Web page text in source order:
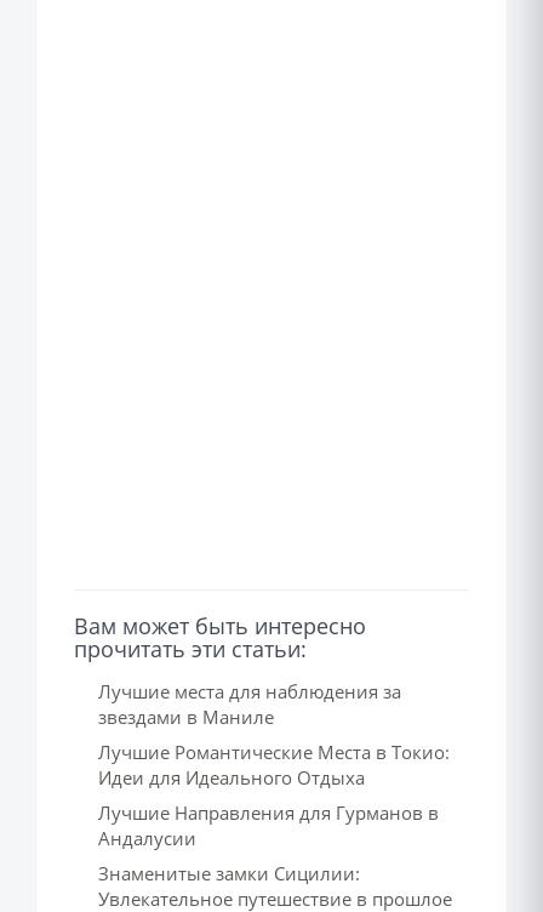
Вам может быть интересно
прочитать эти статьи:
Лучшие места для наблюдения за
звездами в Маниле
Лучшие Романтические Места в Токио:
Идеи для Идеального Отдыха
Лучшие Направления для Гурманов в
Андалусии
Знаменитые замки Сицилии:
Увлекательное путешествие в прошлое